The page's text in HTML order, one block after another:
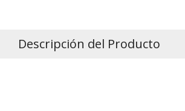
Descripción del Producto